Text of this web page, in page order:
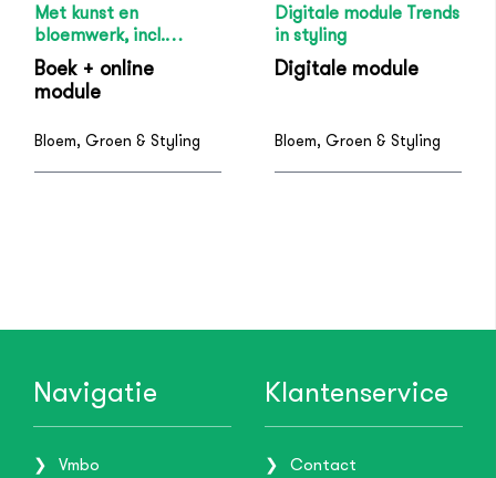
Met kunst en
bloemwerk, incl.
digitale module
Boek + online
module
Bloem, Groen & Styling
Digitale module Trends
in styling
Digitale module
Bloem, Groen & Styling
Navigatie
Vmbo
Klantenservice
Contact